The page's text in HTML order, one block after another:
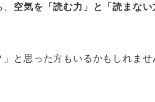
空気を「読む力」と「読まな
と思った方もいるかもしれませ